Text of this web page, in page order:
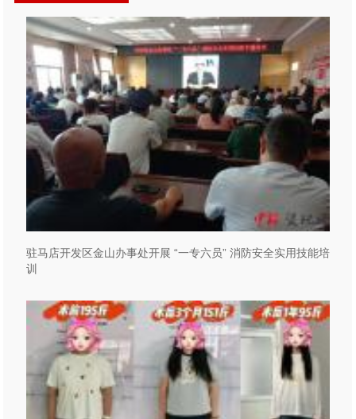
驻马店开发区金山办事处开展 “一专六员” 消防安全实用技能培
训